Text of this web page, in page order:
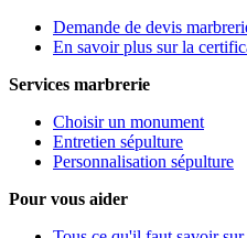
Demande de devis
En savoir plus sur la
Services marbrerie
Choisir un monument
Entretien sépulture
Personnalisation sépulture
Pour vous aider